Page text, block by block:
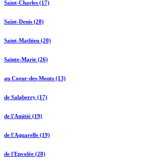
Saint-Charles (17)
Saint-Denis (28)
Saint-Mathieu (20)
Sainte-Marie (26)
au Coeur-des-Monts (13)
de Salaberry (17)
de l'Amitié (19)
de l'Aquarelle (19)
de l'Envolée (28)